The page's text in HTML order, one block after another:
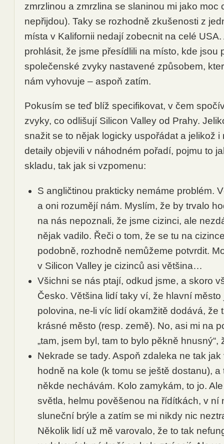
zmrzlinou a zmrzlina se slaninou mi jako moc
nepřijdou). Taky se rozhodně zkušenosti z
místa v Kalifornii nedají zobecnit na celé USA.
prohlásit, že jsme přesídlili na místo, kde jsou
společenské zvyky nastavené způsobem,
nám vyhovuje – aspoň zatím.
Pokusím se teď blíž specifikovat, v čem
zvyky, co odlišují Silicon Valley od Prahy.
snažit se to nějak logicky uspořádat a jelikož i
detaily objevili v náhodném pořadí, pojmu to
skladu, tak jak si vzpomenu:
S angličtinou prakticky nemáme problém.
a oni rozumějí nám. Myslím, že by trvalo
na nás nepoznali, že jsme cizinci, ale
nějak vadilo. Řeči o tom, že se tu na
podobně, rozhodně nemůžeme potvrdit.
v Silicon Valley je cizinců asi většina…
Všichni se nás ptají, odkud jsme, a skoro
Česko. Většina lidí taky ví, že hlavní
polovina, ne-li víc lidí okamžitě dodává, že
krásné město (resp. země). No, asi mi na
„tam, jsem byl, tam to bylo pěkně hnusný“,
Nekrade se tady. Aspoň zdaleka ne tak
hodně na kole (k tomu se ještě dostanu),
někde nechávám. Kolo zamykám, to jo.
světla, helmu pověšenou na řídítkách, v ní
sluneční brýle a zatím se mi nikdy nic
Několik lidí už mě varovalo, že to tak